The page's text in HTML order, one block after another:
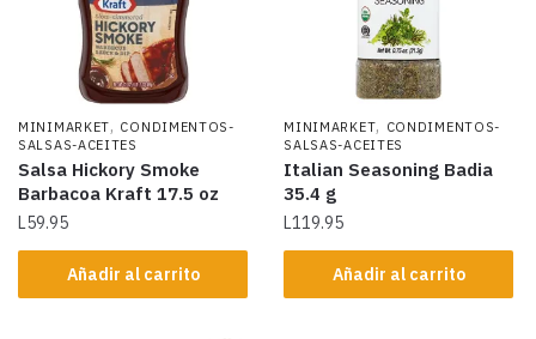
MINIMARKET, CONDIMENTOS-
SALSAS-ACEITES
Salsa Hickory Smoke
Barbacoa Kraft 17.5 oz
L59.95
Añadir al carrito
MINIMARKET, CONDIMENTOS-
SALSAS-ACEITES
Italian Seasoning Badia
35.4 g
L119.95
Añadir al carrito